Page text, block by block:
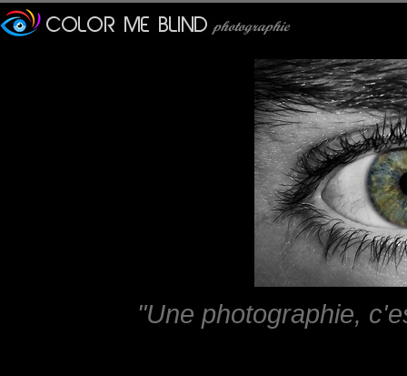
"Une photographie,